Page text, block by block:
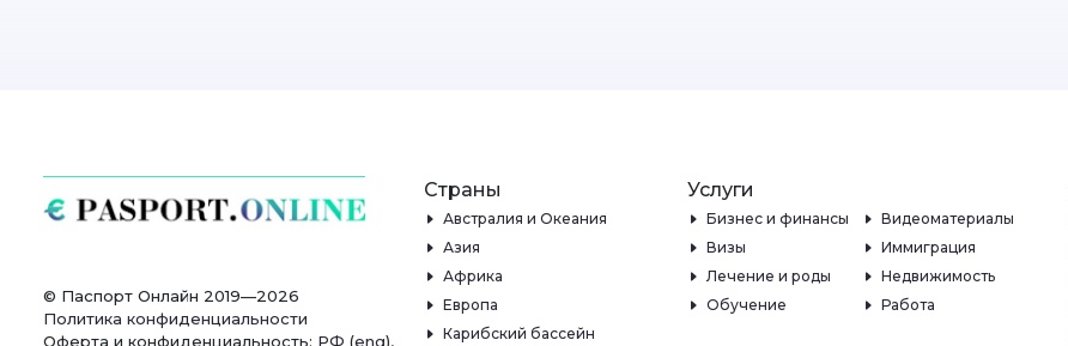
© Паспорт Онлайн 2019—2026
Политика конфиденциальности
Оферта и конфиденциальность: РФ (eng),
Страны
Австралия и Океания
Азия
Африка
Европа
Карибский бассейн
Услуги
Бизнес и финансы
Видеоматериалы
Визы
Иммиграция
Лечение и роды
Недвижимость
Обучение
Работа